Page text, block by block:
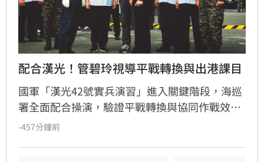
配合漢光！管碧玲視導平戰轉換與出港課目
國軍「漢光42號實兵演習」進入關鍵階段，海巡
署全面配合操演，驗證平戰轉換與協同作戰效
能。海委會主委管碧玲親赴台北港與左營軍港視
-457分鐘前